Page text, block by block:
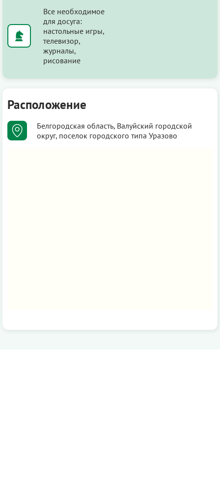
Все необходимое
для досуга:
настольные игры,
телевизор,
журналы,
рисование
Расположение
Белгородская область, Валуйский городской
округ, поселок городского типа Уразово